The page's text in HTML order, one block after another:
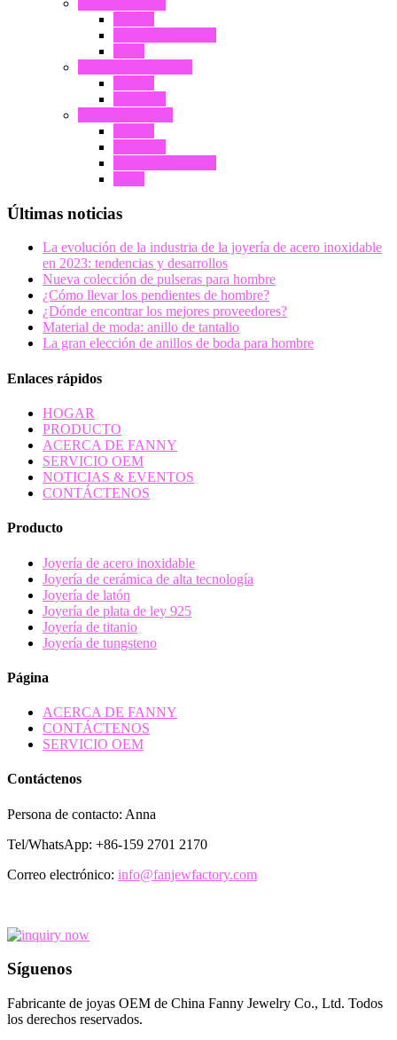
Últimas noticias
La evolución de la industria de la joyería de acero inoxidable
en 2023: tendencias y desarrollos
Nueva colección de pulseras para hombre
¿Cómo llevar los pendientes de hombre?
¿Dónde encontrar los mejores proveedores?
Material de moda: anillo de tantalio
La gran elección de anillos de boda para hombre
Enlaces rápidos
HOGAR
PRODUCTO
ACERCA DE FANNY
SERVICIO OEM
NOTICIAS & EVENTOS
CONTÁCTENOS
Producto
Joyería de acero inoxidable
Joyería de cerámica de alta tecnología
Joyería de latón
Joyería de plata de ley 925
Joyería de titanio
Joyería de tungsteno
Página
ACERCA DE FANNY
CONTÁCTENOS
SERVICIO OEM
Contáctenos
Persona de contacto: Anna
Tel/WhatsApp: +86-159 2701 2170
Correo electrónico: info@fanjewfactory.com
Síguenos
Fabricante de joyas OEM de China Fanny Jewelry Co., Ltd. Todos
los derechos reservados.